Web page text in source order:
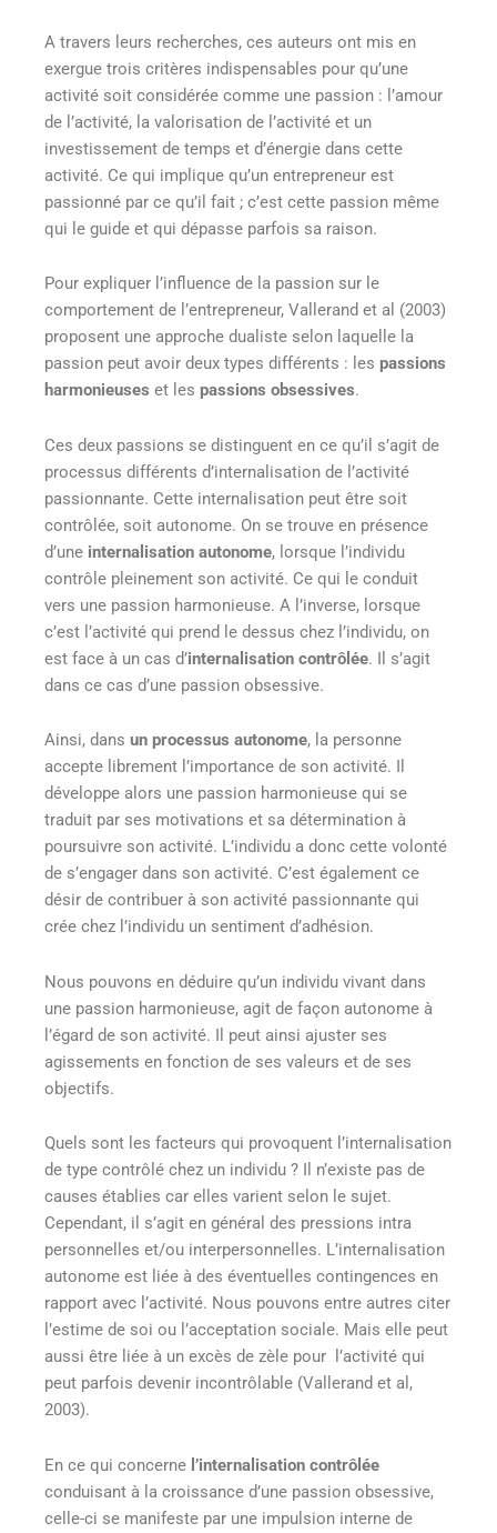
A travers leurs recherches, ces auteurs ont mis en
exergue trois critères indispensables pour qu’une
activité soit considérée comme une passion : l’amour
de l’activité, la valorisation de l’activité et un
investissement de temps et d’énergie dans cette
activité. Ce qui implique qu’un entrepreneur est
passionné par ce qu’il fait ; c’est cette passion même
qui le guide et qui dépasse parfois sa raison.
Pour expliquer l’influence de la passion sur le
comportement de l’entrepreneur, Vallerand et al (2003)
proposent une approche dualiste selon laquelle la
passion peut avoir deux types différents : les passions
harmonieuses et les passions obsessives.
Ces deux passions se distinguent en ce qu’il s’agit de
processus différents d’internalisation de l’activité
passionnante. Cette internalisation peut être soit
contrôlée, soit autonome. On se trouve en présence
d’une internalisation autonome, lorsque l’individu
contrôle pleinement son activité. Ce qui le conduit
vers une passion harmonieuse. A l’inverse, lorsque
c’est l’activité qui prend le dessus chez l’individu, on
est face à un cas d’internalisation contrôlée. Il s’agit
dans ce cas d’une passion obsessive.
Ainsi, dans un processus autonome, la personne
accepte librement l’importance de son activité. Il
développe alors une passion harmonieuse qui se
traduit par ses motivations et sa détermination à
poursuivre son activité. L’individu a donc cette volonté
de s’engager dans son activité. C’est également ce
désir de contribuer à son activité passionnante qui
crée chez l’individu un sentiment d’adhésion.
Nous pouvons en déduire qu’un individu vivant dans
une passion harmonieuse, agit de façon autonome à
l’égard de son activité. Il peut ainsi ajuster ses
agissements en fonction de ses valeurs et de ses
objectifs.
Quels sont les facteurs qui provoquent l’internalisation
de type contrôlé chez un individu ? Il n’existe pas de
causes établies car elles varient selon le sujet.
Cependant, il s’agit en général des pressions intra
personnelles et/ou interpersonnelles. L’internalisation
autonome est liée à des éventuelles contingences en
rapport avec l’activité. Nous pouvons entre autres citer
l’estime de soi ou l’acceptation sociale. Mais elle peut
aussi être liée à un excès de zèle pour l’activité qui
peut parfois devenir incontrôlable (Vallerand et al,
2003).
En ce qui concerne l’internalisation contrôlée
conduisant à la croissance d’une passion obsessive,
celle-ci se manifeste par une impulsion interne de